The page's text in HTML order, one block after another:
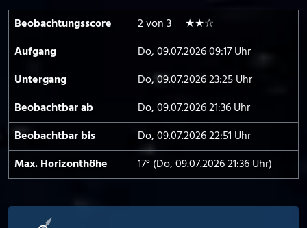
Beobachtungs­score
2 von 3 ★★☆
Aufgang
Do, 09.07.2026 09:17 Uhr
Untergang
Do, 09.07.2026 23:25 Uhr
Beobachtbar ab
Do, 09.07.2026 21:36 Uhr
Beobachtbar bis
Do, 09.07.2026 22:51 Uhr
Max. Horizont­höhe
17° (Do, 09.07.2026 21:36 Uhr)